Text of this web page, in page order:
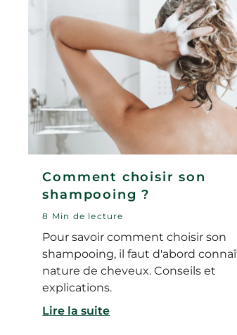
Comment choisir son
shampooing ?
8 Min de lecture
Pour savoir comment choisir son
shampooing, il faut d'abord
nature de cheveux. Conseils et
explications.
Lire la suite